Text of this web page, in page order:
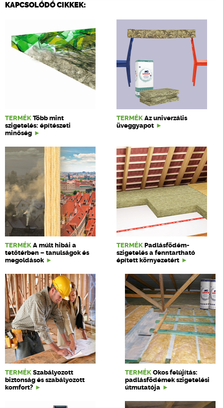
KAPCSOLÓDÓ CIKKEK:
TERMÉK Több mint
szigetelés: építészeti
minőség
TERMÉK Az univerzális
üveggyapot
TERMÉK A múlt hibái a
tetőtérben – tanulságok és
megoldások
TERMÉK Padlásfödém-
szigetelés a fenntartható
épített környezetért
TERMÉK Szabályozott
biztonság és szabályozott
komfort?
TERMÉK Okos felújítás:
padlásfödémek szigetelési
útmutatója